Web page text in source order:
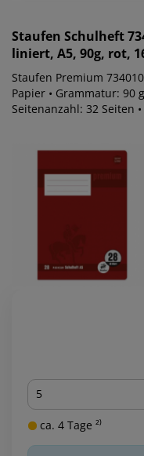
Staufen Schulheft
liniert, A5, 90g, rot,
Staufen Premium
Papier • Grammatur: 90
Seitenanzahl: 32 Seiten
Menge
ca. 4 Tage ²⁾